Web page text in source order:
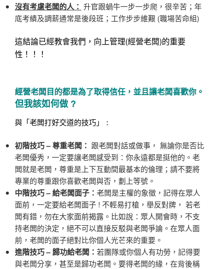
沒有考慮老闆的人： 升官跟蝸牛一步一步爬，很辛苦；年
底考績及調薪通常是後段班；工作步步維艱 (職場苦命組)
這結論已經教會我們，向上管理(經營老闆)的重要
性！！！
經營老闆目的都是為了取得信任，並且讓老闆喜歡你。
但我該如何做 ?
與「老闆打好交道的技巧」 ：
初階技巧–尊重老闆 ： 跟老闆對話或做事， 無論你是否比
老闆優秀，一定要讓老闆感受到：你永遠都是挺他的。老
闆就是老闆，尊重是上下互動間最基本的倫理；請不要將
專業的尊重跟你喜歡老闆與否，劃上等號。
中階技巧–給老闆面子： 老闆是主權的象徵，記得在眾人
面前，一定要給老闆面子 ! 不輕易打槍，舉反對牌， 若老
闆有錯，勿在大家面前揭露。比如說：眾人開會時，不支
持老闆的決定，絕不可以直接反駁與老闆爭論。在眾人面
前，老闆的面子絕對比你個人光芒來的重要。
進階技巧–歸功給老闆： 若團隊或你個人有功勞，記得要
與老闆分享，甚至是歸功老闆。要得老闆的緣，在背後稱